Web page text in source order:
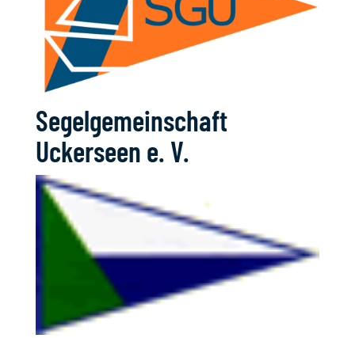
Segelgemeinschaft
Uckerseen e. V.